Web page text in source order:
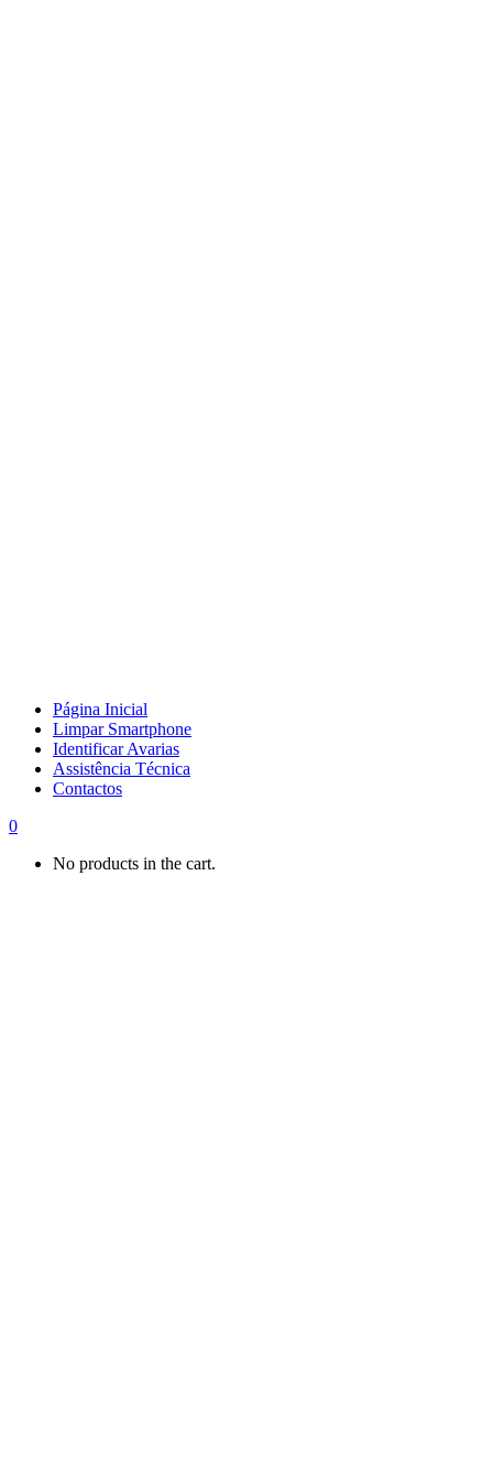
Página Inicial
Limpar Smartphone
Identificar Avarias
Assistência Técnica
Contactos
0
No products in the cart.